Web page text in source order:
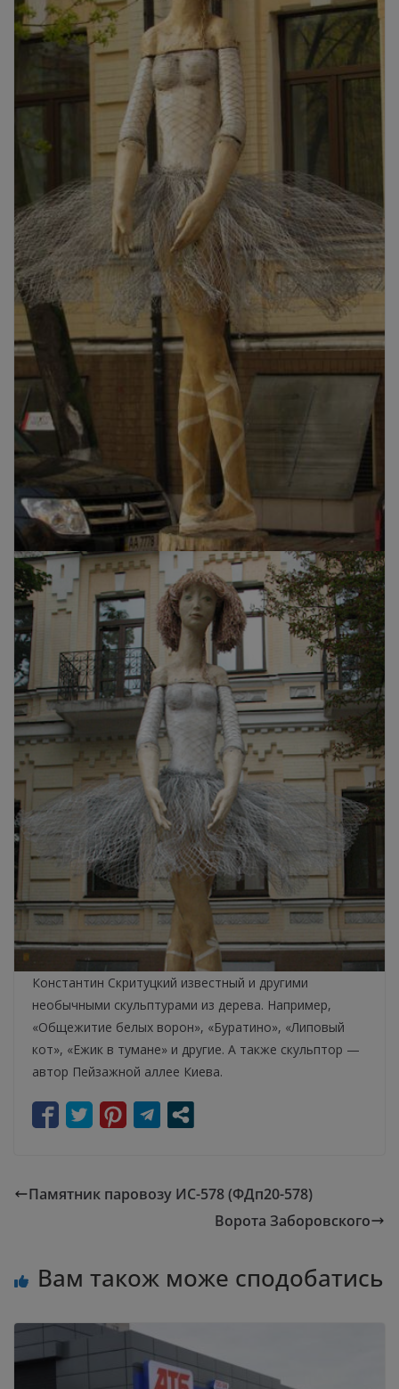
Константин Скритуцкий известный и другими
необычными скульптурами из дерева. Например,
«Общежитие белых ворон», «Буратино», «Липовый
кот», «Ежик в тумане» и другие. А также скульптор —
автор Пейзажной аллее Киева.
Памятник паровозу ИС-578 (ФДп20-578)
Ворота Заборовского
Вам також може сподобатись